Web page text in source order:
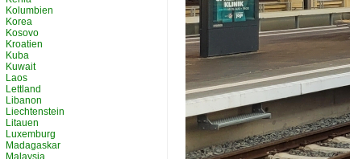
Kolumbien
Korea
Kosovo
Kroatien
Kuba
Kuwait
Laos
Lettland
Libanon
Liechtenstein
Litauen
Luxemburg
Madagaskar
Malaysia